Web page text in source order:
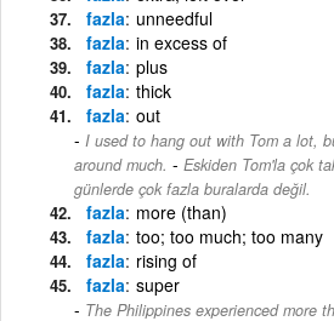
fazla unneedful
fazla in excess of
fazla plus
fazla thick
fazla out
I used to hang out with Tom a lot,
around much. - Eskiden Tom'la çok
günlerde çok fazla buralarda değil.
fazla more (than)
fazla too; too much; too many
fazla rising of
fazla super
The Philippines experienced more